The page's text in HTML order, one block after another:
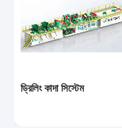
ভ্যাকুয়াম ডেগাসার
ড্রিলিং কাদা সিস্টেম